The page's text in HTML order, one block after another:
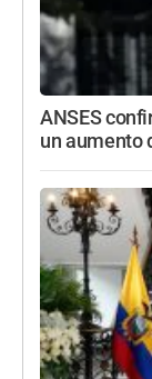
ANSES
un aumento